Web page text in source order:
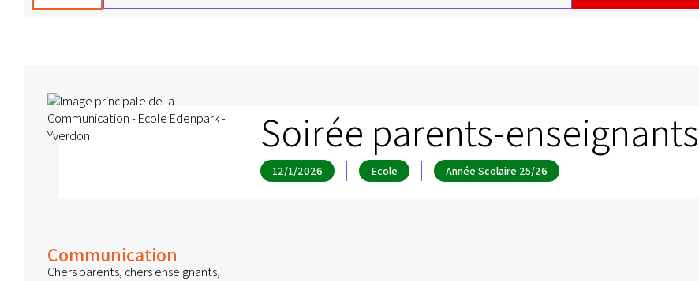
Soirée parents-
12/1/2026 Ecole Année Scolaire 25/26
Communication
Chers parents, chers enseignants,